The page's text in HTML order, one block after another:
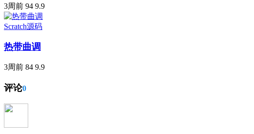
3周前 94 9.9
Scratch源码
热带曲调
3周前 84 9.9
评论0